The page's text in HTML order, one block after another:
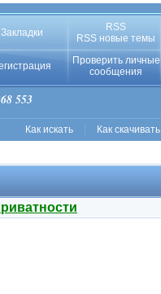
Закладки
RSS
RSS новые темы
Проверить личные
сообщения
553
Как искать Как скачивать